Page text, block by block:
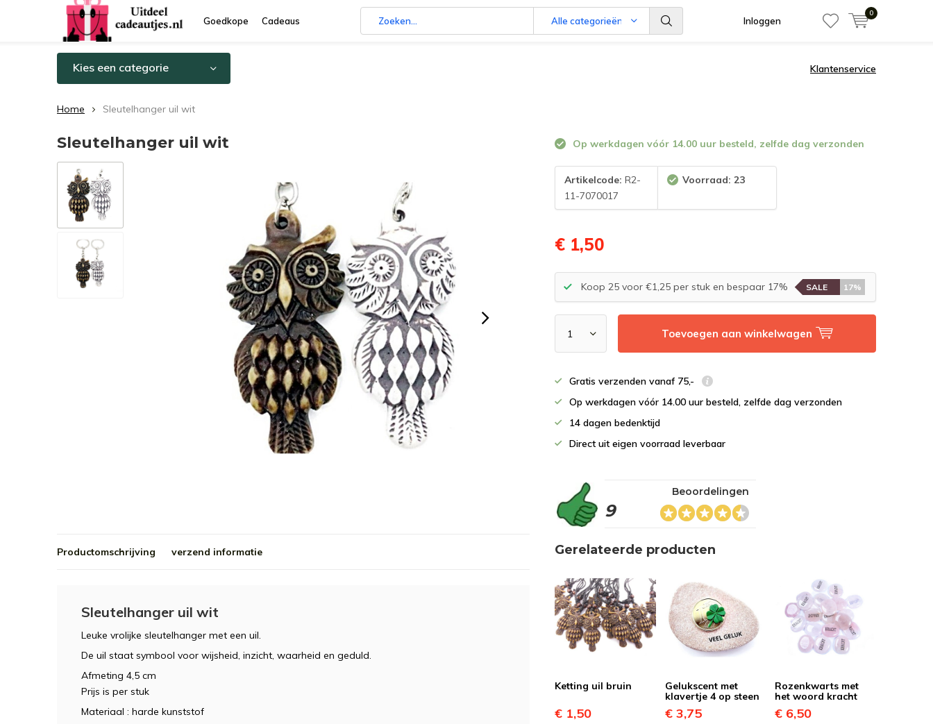
Goedkope Cadeaus Alle categorieën Inloggen
0
Kies een categorie Klantenservice
Home Sleutelhanger uil wit
Sleutelhanger uil wit Op werkdagen vóór 14.00 uur besteld, zelfde dag verzonden
Artikelcode: R2-
11-7070017
Voorraad: 23
€ 1,50
Koop 25 voor €1,25 per stuk en bespaar 17% SALE 17%
Toevoegen aan winkelwagen
Gratis verzenden vanaf 75,-
Op werkdagen vóór 14.00 uur besteld, zelfde dag verzonden
14 dagen bedenktijd
Direct uit eigen voorraad leverbaar
9
Beoordelingen
Productomschrijving verzend informatie
Sleutelhanger uil wit
Leuke vrolijke sleutelhanger met een uil.
De uil staat symbool voor wijsheid, inzicht, waarheid en geduld.
Afmeting 4,5 cm
Prijs is per stuk
Materiaal : harde kunststof
Gerelateerde producten
Ketting uil bruin
€ 1,50
Gelukscent met
klavertje 4 op steen
€ 3,75
Rozenkwarts met
het woord kracht
€ 6,50